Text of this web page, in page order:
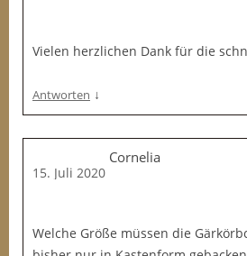
Vielen herzlichen Dank für die
Antworten ↓
Cornelia
15. Juli 2020
Welche Größe müssen die